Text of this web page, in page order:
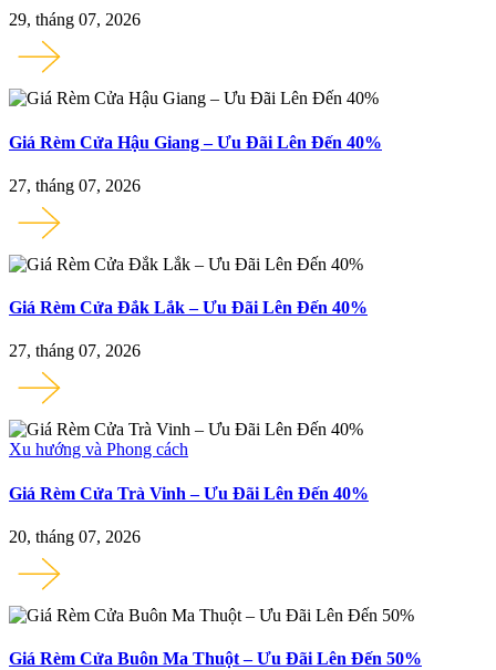
29, tháng 07, 2026
Giá Rèm Cửa Hậu Giang – Ưu Đãi Lên Đến 40%
27, tháng 07, 2026
Giá Rèm Cửa Đắk Lắk – Ưu Đãi Lên Đến 40%
27, tháng 07, 2026
Xu hướng và Phong cách
Giá Rèm Cửa Trà Vinh – Ưu Đãi Lên Đến 40%
20, tháng 07, 2026
Giá Rèm Cửa Buôn Ma Thuột – Ưu Đãi Lên Đến 50%